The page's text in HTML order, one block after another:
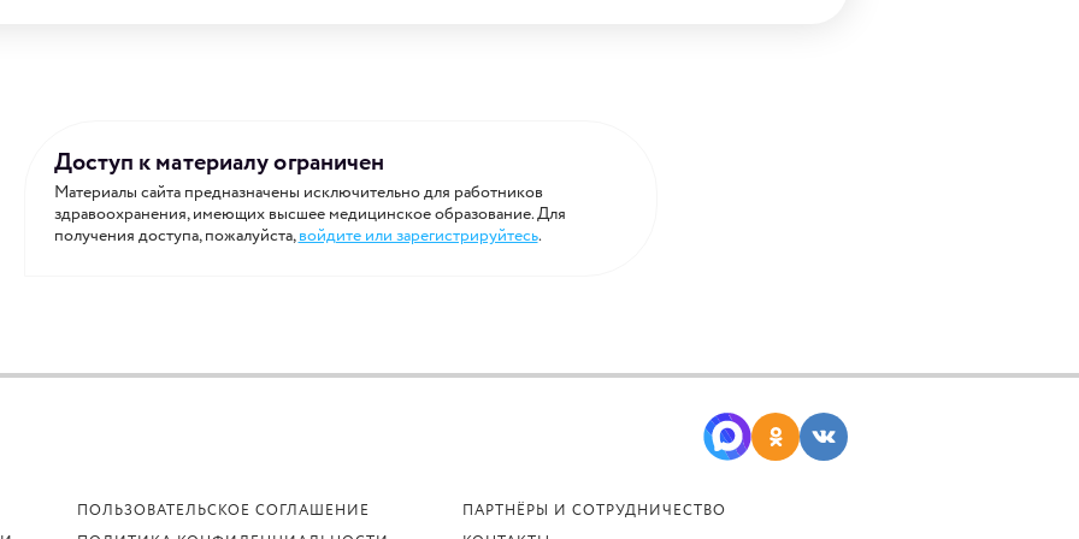
Доступ к материалу ограничен
Материалы сайта предназначены исключительно для работников
здравоохранения, имеющих высшее медицинское образование. Для
получения доступа, пожалуйста,войдите или зарегистрируйтесь.
ПОЛЬЗОВАТЕЛЬСКОЕ СОГЛАШЕНИЕ
ПАРТНЁРЫ И СОТРУДНИЧЕСТВО